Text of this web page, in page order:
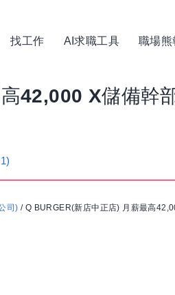
找工作 AI求職工具 職場熊
42,000 X儲備幹
司) / Q BURGER(新店中正店) 月薪最高